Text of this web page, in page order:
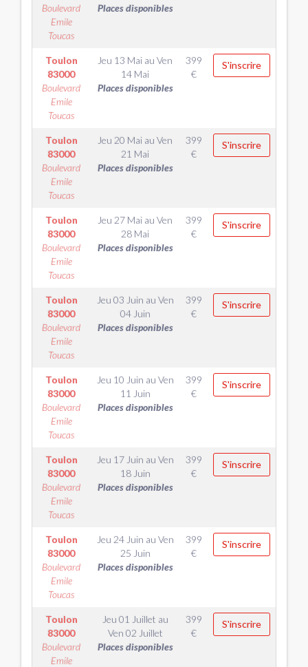
Boulevard
Emile
Toucas
Places disponibles
Toulon
83000
Boulevard
Emile
Toucas
Jeu 13 Mai au Ven
14 Mai
Places disponibles
399
€
S'inscrire
Toulon
83000
Boulevard
Emile
Toucas
Jeu 20 Mai au Ven
21 Mai
Places disponibles
399
€
S'inscrire
Toulon
83000
Boulevard
Emile
Toucas
Jeu 27 Mai au Ven
28 Mai
Places disponibles
399
€
S'inscrire
Toulon
83000
Boulevard
Emile
Toucas
Jeu 03 Juin au Ven
04 Juin
Places disponibles
399
€
S'inscrire
Toulon
83000
Boulevard
Emile
Toucas
Jeu 10 Juin au Ven
11 Juin
Places disponibles
399
€
S'inscrire
Toulon
83000
Boulevard
Emile
Toucas
Jeu 17 Juin au Ven
18 Juin
Places disponibles
399
€
S'inscrire
Toulon
83000
Boulevard
Emile
Toucas
Jeu 24 Juin au Ven
25 Juin
Places disponibles
399
€
S'inscrire
Toulon
83000
Boulevard
Emile
Jeu 01 Juillet au
Ven 02 Juillet
Places disponibles
399
€
S'inscrire